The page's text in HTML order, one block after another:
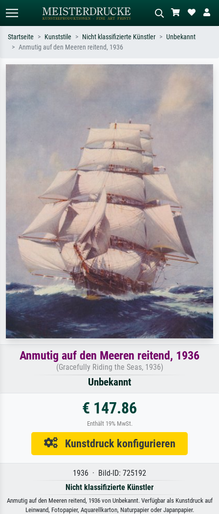
Startseite Kunststile Nicht klassifizierte Künstler
Unbekannt
Anmutig auf den Meeren reitend, 1936
Anmutig auf den Meeren reitend, 1936
(Gracefully Riding the Seas, 1936)
Unbekannt
€ 147.86
Enthält 19% MwSt.
Kunstdruck konfigurieren
1936 · Bild-ID: 725192
Nicht klassifizierte Künstler
Anmutig auf den Meeren reitend, 1936 von Unbekannt. Verfügbar als Kunstdruck auf
Leinwand, Fotopapier, Aquarellkarton, Naturpapier oder Japanpapier.